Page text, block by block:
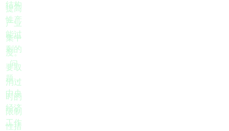
结构
性产
能过
剩的
问
题，
中央
经济
工作
提高
产业
集中
度。
要取
消过
时的
限制
性措